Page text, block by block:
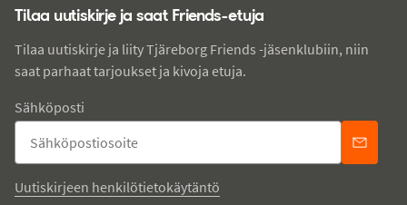
Tilaa uutiskirje ja saat Friends-etuja
Tilaa uutiskirje ja liity Tjäreborg Friends -jäsenklubiin, niin
saat parhaat tarjoukset ja kivoja etuja.
Sähköposti
Uutiskirjeen henkilötietokäytäntö